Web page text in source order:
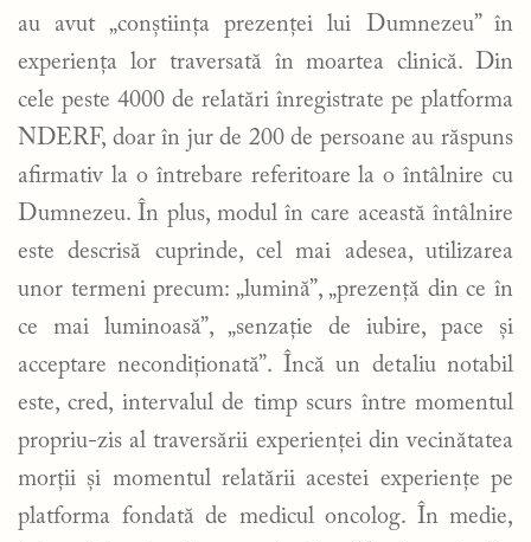
au avut „conștiința prezenței lui Dumnezeu” în
experiența lor traversată în moartea clinică. Din
cele peste 4000 de relatări înregistrate pe platforma
NDERF, doar în jur de 200 de persoane au răspuns
afirmativ la o întrebare referitoare la o întâlnire cu
Dumnezeu. În plus, modul în care această întâlnire
este descrisă cuprinde, cel mai adesea, utilizarea
unor termeni precum: „lumină”, „prezență din ce în
ce mai luminoasă”, „senzație de iubire, pace și
acceptare necondiționată”. Încă un detaliu notabil
este, cred, intervalul de timp scurs între momentul
propriu-zis al traversării experienței din vecinătatea
morții și momentul relatării acestei experiențe pe
platforma fondată de medicul oncolog. În medie,